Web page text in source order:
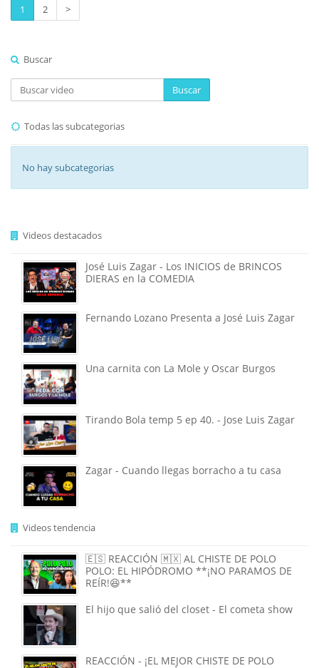
1 2 >
Buscar
Buscar
Todas las subcategorias
No hay subcategorias
Videos destacados
José Luis Zagar - Los INICIOS de BRINCOS
DIERAS en la COMEDIA
Fernando Lozano Presenta a José Luis Zagar
Una carnita con La Mole y Oscar Burgos
Tirando Bola temp 5 ep 40. - Jose Luis Zagar
Zagar - Cuando llegas borracho a tu casa
Videos tendencia
🇪🇸 REACCIÓN 🇲🇽 AL CHISTE DE POLO
POLO: EL HIPÓDROMO **¡NO PARAMOS DE
REÍR!😆**
El hijo que salió del closet - El cometa show
REACCIÓN - ¡EL MEJOR CHISTE DE POLO